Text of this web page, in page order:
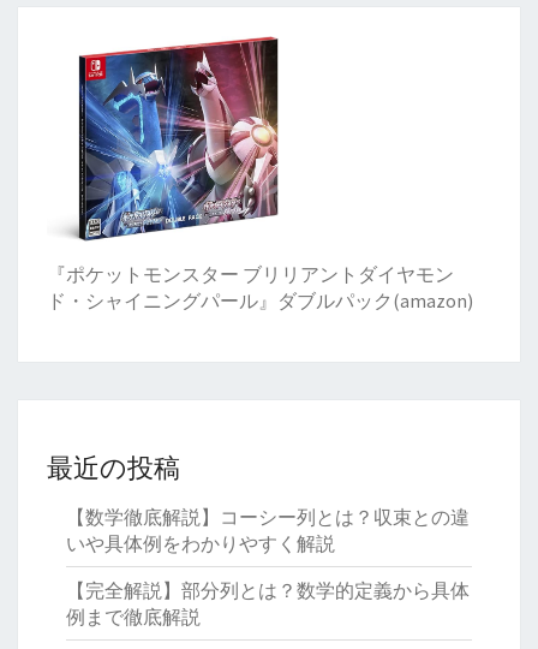
『ポケットモンスター ブリリアントダイヤモン
ド・シャイニングパール』ダブルパック(amazon)
最近の投稿
【数学徹底解説】コーシー列とは？収束との違
いや具体例をわかりやすく解説
【完全解説】部分列とは？数学的定義から具体
例まで徹底解説